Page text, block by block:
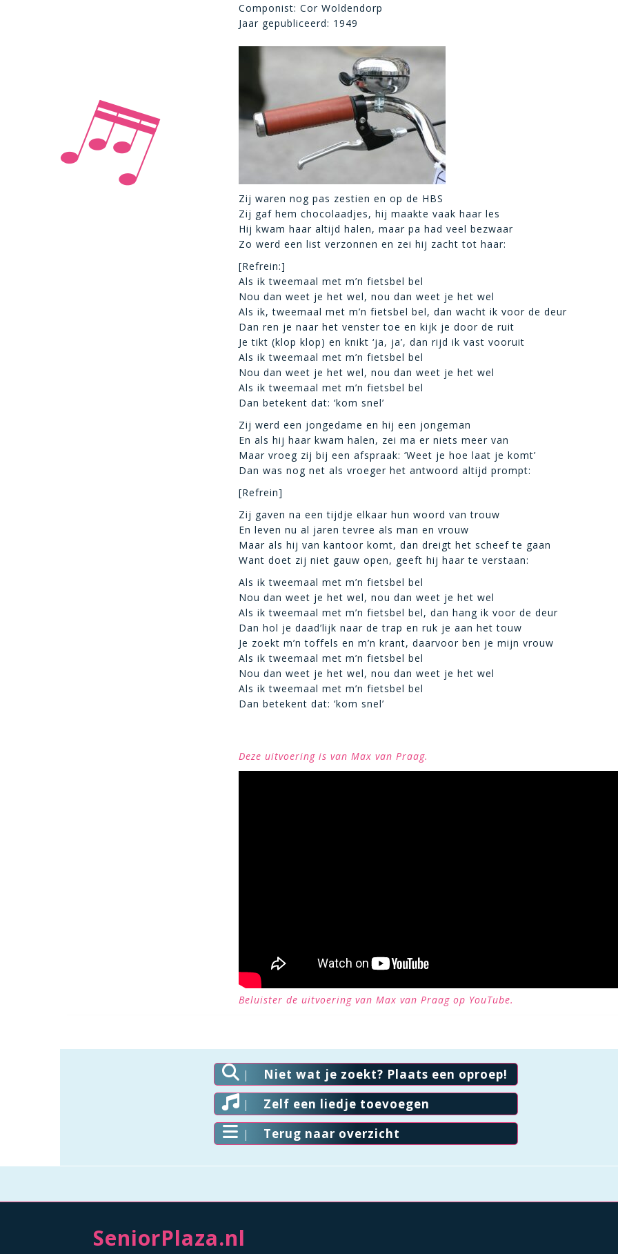
Componist: Cor Woldendorp
Jaar gepubliceerd: 1949
Zij waren nog pas zestien en op de HBS
Zij gaf hem chocolaadjes, hij maakte vaak haar les
Hij kwam haar altijd halen, maar pa had veel bezwaar
Zo werd een list verzonnen en zei hij zacht tot haar:
[Refrein:]
Als ik tweemaal met m’n fietsbel bel
Nou dan weet je het wel, nou dan weet je het wel
Als ik, tweemaal met m’n fietsbel bel, dan wacht ik voor de deur
Dan ren je naar het venster toe en kijk je door de ruit
Je tikt (klop klop) en knikt ‘ja, ja’, dan rijd ik vast vooruit
Als ik tweemaal met m’n fietsbel bel
Nou dan weet je het wel, nou dan weet je het wel
Als ik tweemaal met m’n fietsbel bel
Dan betekent dat: ‘kom snel’
Zij werd een jongedame en hij een jongeman
En als hij haar kwam halen, zei ma er niets meer van
Maar vroeg zij bij een afspraak: ‘Weet je hoe laat je komt’
Dan was nog net als vroeger het antwoord altijd prompt:
[Refrein]
Zij gaven na een tijdje elkaar hun woord van trouw
En leven nu al jaren tevree als man en vrouw
Maar als hij van kantoor komt, dan dreigt het scheef te gaan
Want doet zij niet gauw open, geeft hij haar te verstaan:
Als ik tweemaal met m’n fietsbel bel
Nou dan weet je het wel, nou dan weet je het wel
Als ik tweemaal met m’n fietsbel bel, dan hang ik voor de deur
Dan hol je daad’lijk naar de trap en ruk je aan het touw
Je zoekt m’n toffels en m’n krant, daarvoor ben je mijn vrouw
Als ik tweemaal met m’n fietsbel bel
Nou dan weet je het wel, nou dan weet je het wel
Als ik tweemaal met m’n fietsbel bel
Dan betekent dat: ‘kom snel’
Deze uitvoering is van Max van Praag.
Beluister de uitvoering van Max van Praag op YouTube.
Niet wat je zoekt? Plaats een oproep!
Zelf een liedje toevoegen
Terug naar overzicht
SeniorPlaza.nl